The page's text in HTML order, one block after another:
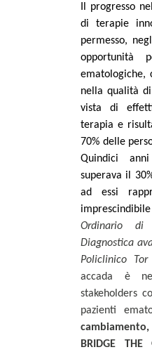
Il progresso
di terapie
permesso,
opportunità
ematologiche,
nella qualità
vista di
terapia e
70% delle
Quindici
superava il
ad essi
Ordinario di
Diagnostica
Policlinico
accada è
stakeholders
pazienti
BRIDGE THE